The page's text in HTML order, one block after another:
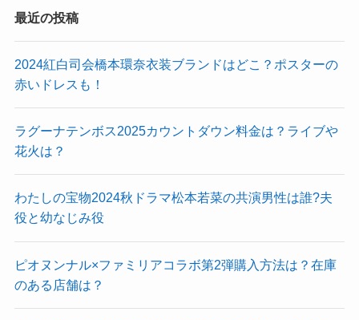
最近の投稿
2024紅白司会橋本環奈衣装ブランドはどこ？ポスターの
赤いドレスも！
ラグーナテンボス2025カウントダウン料金は？ライブや
花火は？
わたしの宝物2024秋ドラマ松本若菜の共演男性は誰?夫
役と幼なじみ役
ピオヌンナル×ファミリアコラボ第2弾購入方法は？在庫
のある店舗は？